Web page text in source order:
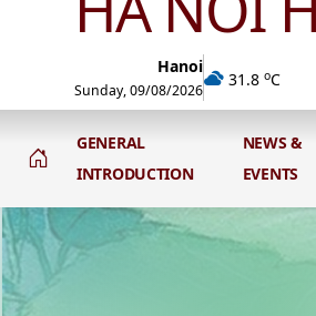
Hanoi
Sunday, 09/08/2026
31.8oC
GENERAL
INTRODUCTION
NEWS &
EVENTS